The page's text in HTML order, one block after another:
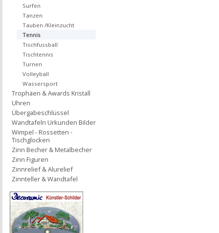
Surfen
Tanzen
Tauben /Kleinzucht
Tennis
Tischfussball
Tischtennis
Turnen
Volleyball
Wassersport
Trophäen & Awards Kristall
Uhren
Übergabeschlüssel
Wandtafeln Urkunden Bilder
Wimpel - Rossetten -
Tischglocken
Zinn Becher & Metalbecher
Zinn Figuren
Zinnrelief & Alurelief
Zinnteller & Wandtafel